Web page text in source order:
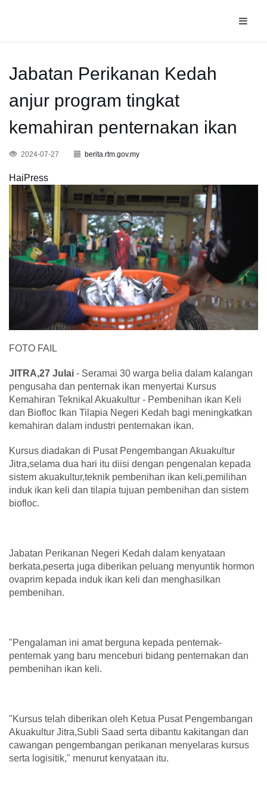
Jabatan Perikanan Kedah
anjur program tingkat
kemahiran penternakan ikan
2024-07-27 berita.rtm.gov.my
HaiPress
FOTO FAIL
JITRA,27 Julai - Seramai 30 warga belia dalam kalangan
pengusaha dan penternak ikan menyertai Kursus
Kemahiran Teknikal Akuakultur - Pembenihan ikan Keli
dan Biofloc Ikan Tilapia Negeri Kedah bagi meningkatkan
kemahiran dalam industri penternakan ikan.
Kursus diadakan di Pusat Pengembangan Akuakultur
Jitra,selama dua hari itu diisi dengan pengenalan kepada
sistem akuakultur,teknik pembenihan ikan keli,pemilihan
induk ikan keli dan tilapia tujuan pembenihan dan sistem
biofloc.
Jabatan Perikanan Negeri Kedah dalam kenyataan
berkata,peserta juga diberikan peluang menyuntik hormon
ovaprim kepada induk ikan keli dan menghasilkan
pembenihan.
"Pengalaman ini amat berguna kepada penternak-
penternak yang baru menceburi bidang penternakan dan
pembenihan ikan keli.
"Kursus telah diberikan oleh Ketua Pusat Pengembangan
Akuakultur Jitra,Subli Saad serta dibantu kakitangan dan
cawangan pengembangan perikanan menyelaras kursus
serta logisitik," menurut kenyataan itu.